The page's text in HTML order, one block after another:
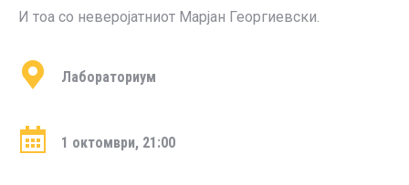
И тоа со неверојатниот Марјан Георгиевски.
Лабораториум
1 октомври, 21:00